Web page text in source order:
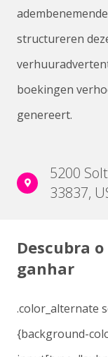
structureren
boekingen
genereert.
5200
33837,
Descubra
ganhar
.color_alternate
{background-